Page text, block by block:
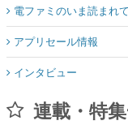
電ファミのいま読まれ
アプリセール情報
インタビュー
連載・特